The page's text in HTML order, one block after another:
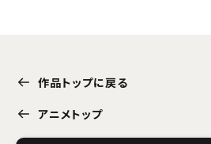
作品トップに戻る
アニメトップ